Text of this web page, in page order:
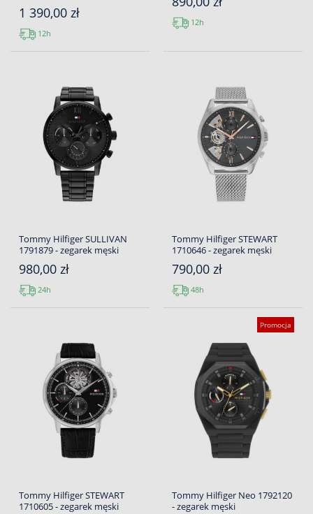
1 390,00 zł
12h
12h
Tommy Hilfiger SULLIVAN
1791879 - zegarek męski
980,00 zł
24h
Tommy Hilfiger STEWART
1710646 - zegarek męski
790,00 zł
48h
Tommy Hilfiger STEWART
1710605 - zegarek męski
Promocja
Tommy Hilfiger Neo 1792120
- zegarek męski